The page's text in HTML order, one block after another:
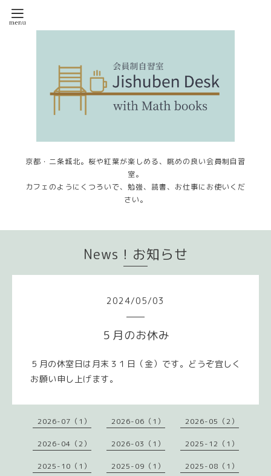
京都・二条城北。桜や紅葉が楽しめる、眺めの良い会員制自習
室。
カフェのようにくつろいで、勉強、読書、お仕事にお使いくだ
さい。
News！お知らせ
2024/05/03
５月のお休み
５月の休室日は月末３１日（金）です。どうぞ宜しく
お願い申し上げます。
2026-07（1） 2026-06（1） 2026-05（2）
2026-04（2） 2026-03（1） 2025-12（1）
2025-10（1） 2025-09（1） 2025-08（1）